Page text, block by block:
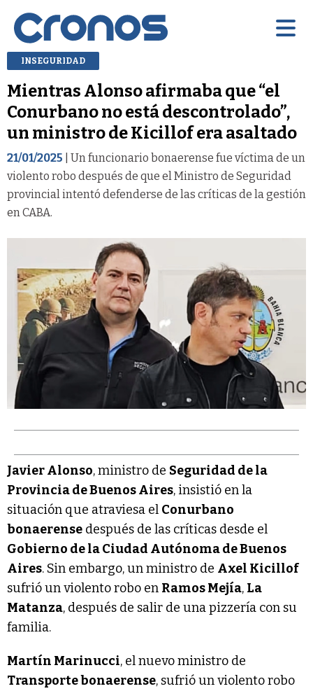
INSEGURIDAD
Mientras Alonso afirmaba que “el
Conurbano no está descontrolado”,
un ministro de Kicillof era asaltado
21/01/2025 | Un funcionario bonaerense fue víctima de un
violento robo después de que el Ministro de Seguridad
provincial intentó defenderse de las críticas de la gestión
en CABA.
Javier Alonso, ministro de Seguridad de la
Provincia de Buenos Aires, insistió en la
situación que atraviesa el Conurbano
bonaerense después de las críticas desde el
Gobierno de la Ciudad Autónoma de Buenos
Aires. Sin embargo, un ministro de Axel Kicillof
sufrió un violento robo en Ramos Mejía, La
Matanza, después de salir de una pizzería con su
familia.
Martín Marinucci, el nuevo ministro de
Transporte bonaerense, sufrió un violento robo